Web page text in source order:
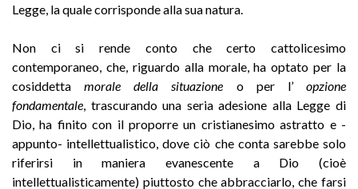
Legge, la quale corrisponde alla sua natura.
Non ci si rende conto che certo cattolicesimo
contemporaneo, che, riguardo alla morale, ha optato per la
cosiddettamorale della situazione o per l’opzione
fondamentale , trascurando una seria adesione alla Legge di
Dio, ha finito con il proporre un cristianesimo astratto e -
appunto- intellettualistico, dove ciò che conta sarebbe solo
riferirsi in maniera evanescente a Dio (cioè
intellettualisticamente) piuttosto che abbracciarlo, che farsi